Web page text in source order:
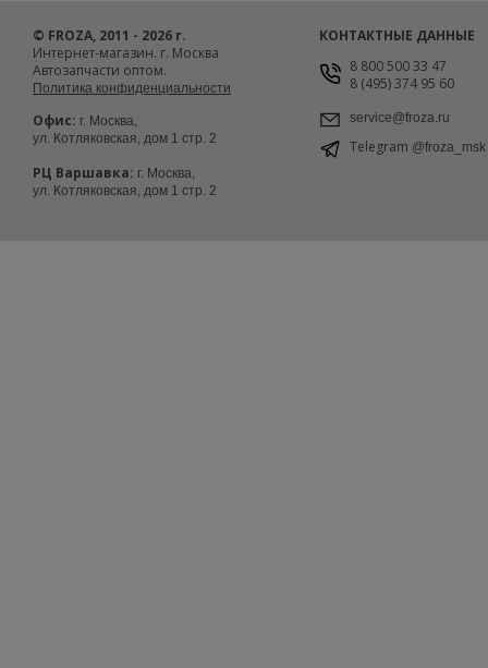
© FROZA, 2011 - 2026 г.
Интернет-магазин. г. Москва
Автозапчасти оптом.
Политика конфиденциальности
Офис: г. Москва,
ул. Котляковская, дом 1 стр. 2
РЦ Варшавка: г. Москва,
ул. Котляковская, дом 1 стр. 2
КОНТАКТНЫЕ ДАННЫЕ
8 800 500 33 47
8 (495) 374 95 60
service@froza.ru
Telegram @froza_msk